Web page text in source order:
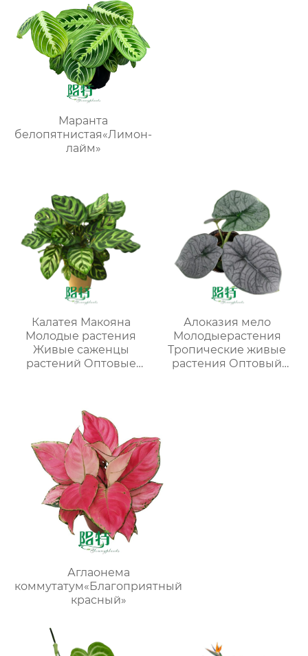
Маранта
белопятнистая«Лимон-
лайм»
Калатея Макояна
Молодые растения
Живые саженцы
растений Оптовые
Алоказия мело
Молодыерастения
Тропические живые
растения Оптовый
Аглаонема
коммутатум«Благоприятный
красный»